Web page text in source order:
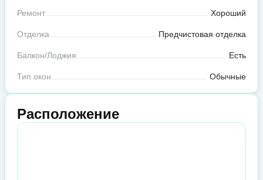
Ремонт Хороший
Отделка Предчистовая отделка
Балкон/Лоджия Есть
Тип окон Обычные
Расположение